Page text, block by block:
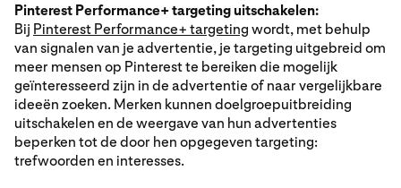
Pinterest Performance+ targeting uitschakelen:
Bij Pinterest Performance+ targeting wordt, met behulp
van signalen van je advertentie, je targeting uitgebreid om
meer mensen op Pinterest te bereiken die mogelijk
geïnteresseerd zijn in de advertentie of naar vergelijkbare
ideeën zoeken. Merken kunnen doelgroepuitbreiding
uitschakelen en de weergave van hun advertenties
beperken tot de door hen opgegeven targeting:
trefwoorden en interesses.